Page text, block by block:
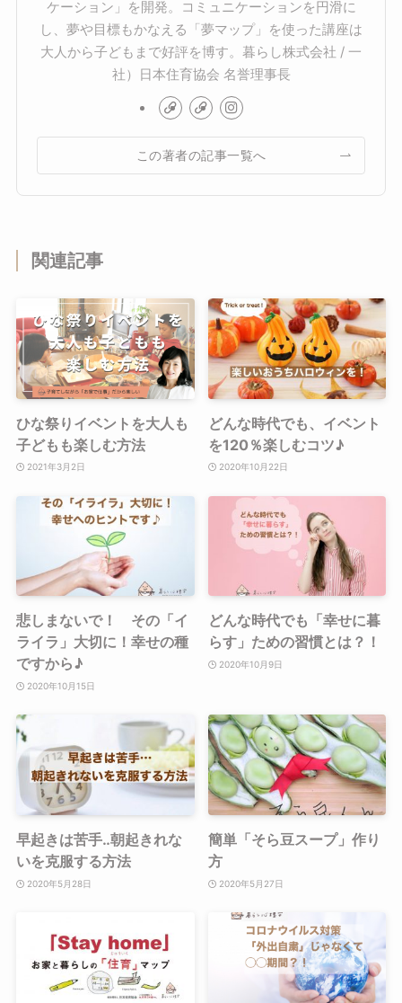
ケーション」を開発。コミュニケーションを円滑に
し、夢や目標もかなえる「夢マップ」を使った講座は
大人から子どもまで好評を博す。暮らし株式会社 / 一
社）日本住育協会 名誉理事長
この著者の記事一覧へ
関連記事
ひな祭りイベントを大人も
子どもも楽しむ方法
2021年3月2日
どんな時代でも、イベント
を120％楽しむコツ♪
2020年10月22日
悲しまないで！ その「イ
ライラ」大切に！幸せの種
ですから♪
2020年10月15日
どんな時代でも「幸せに暮
らす」ための習慣とは？！
2020年10月9日
早起きは苦手‥朝起きれな
いを克服する方法
2020年5月28日
簡単「そら豆スープ」作り
方
2020年5月27日